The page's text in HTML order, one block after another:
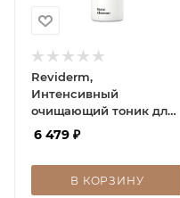
Reviderm,
Интенсивный
очищающий тоник для
жирной кожи, Facial
6 479 ₽
В КОРЗИНУ